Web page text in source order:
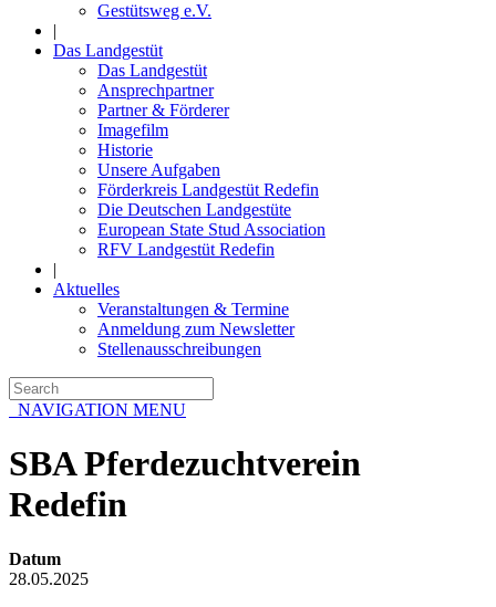
Gestütsweg e.V.
|
Das Landgestüt
Das Landgestüt
Ansprechpartner
Partner & Förderer
Imagefilm
Historie
Unsere Aufgaben
Förderkreis Landgestüt Redefin
Die Deutschen Landgestüte
European State Stud Association
RFV Landgestüt Redefin
|
Aktuelles
Veranstaltungen & Termine
Anmeldung zum Newsletter
Stellenausschreibungen
NAVIGATION MENU
SBA Pferdezuchtverein
Redefin
Datum
28.05.2025